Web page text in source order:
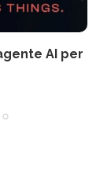
AI per